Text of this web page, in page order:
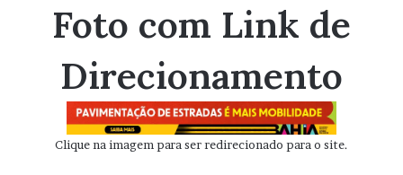
Foto com Link de
Direcionamento
Clique na imagem para ser redirecionado para o site.